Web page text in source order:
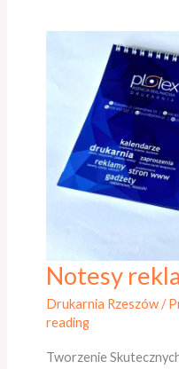
Notesy
Drukarnia Rzeszów/
reading
Tworzenie
Notesy
reklamowe